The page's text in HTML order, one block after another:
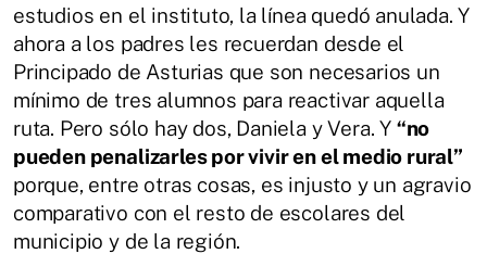
estudios en el instituto, la línea quedó anulada. Y
ahora a los padres les recuerdan desde el
Principado de Asturias que son necesarios un
mínimo de tres alumnos para reactivar aquella
ruta. Pero sólo hay dos, Daniela y Vera. Y “no
pueden penalizarles por vivir en el medio rural”
porque, entre otras cosas, es injusto y un agravio
comparativo con el resto de escolares del
municipio y de la región.